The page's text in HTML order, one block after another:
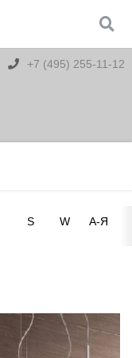
+7 (495) 255-11-12
S W А-Я